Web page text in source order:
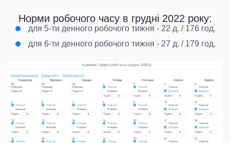
Норми робочого часу в грудні 2022 року:
для 5-ти денного робочого тижня - 22 д. / 176 год.
для 6-ти денного робочого тижня - 27 д. / 179 год.